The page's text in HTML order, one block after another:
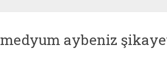
medyum aybeniz